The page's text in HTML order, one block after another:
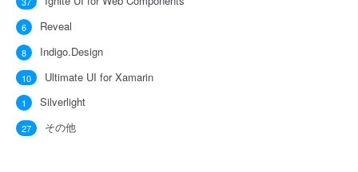
Reveal
6
Indigo.Design
8
Ultimate UI for Xamarin
10
Silverlight
1
その他
27